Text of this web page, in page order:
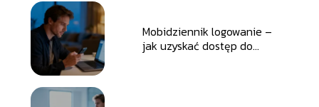
Mobidziennik logowanie –
jak uzyskać dostęp do